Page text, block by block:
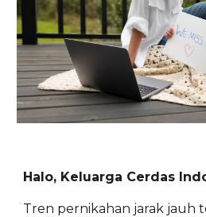
Halo, Keluarga Cerdas
Tren pernikahan jarak jauh